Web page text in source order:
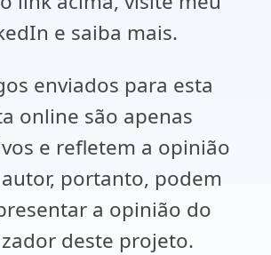
e saiba mais.
enviados para esta
online são apenas
e refletem a opinião
portanto, podem
a opinião do
deste projeto.